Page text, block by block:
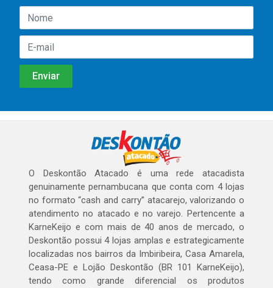
O Deskontão Atacado é uma rede atacadista
genuinamente pernambucana que conta com 4 lojas
no formato “cash and carry” atacarejo, valorizando o
atendimento no atacado e no varejo. Pertencente a
KarneKeijo e com mais de 40 anos de mercado, o
Deskontão possui 4 lojas amplas e estrategicamente
localizadas nos bairros da Imbiribeira, Casa Amarela,
Ceasa-PE e Lojão Deskontão (BR 101 KarneKeijo),
tendo como grande diferencial os produtos